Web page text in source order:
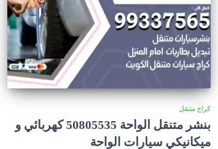
كراج متنقل
بنشر متنقل الواحة 50805535‬ كهربائي و
ميكانيكي سيارات الواحة